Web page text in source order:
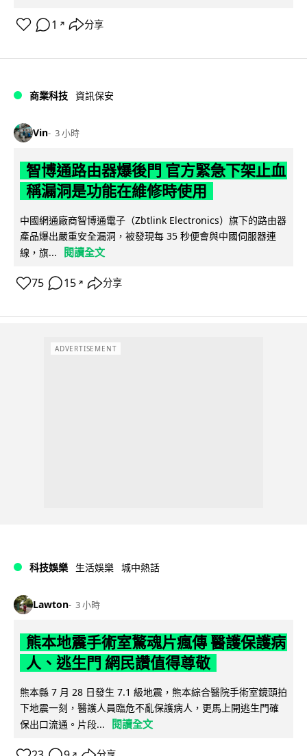
1 ↗ 分享
商業科技 資訊保安
Vin 3 小時
智博通路由器爆後門 官方緊急下架止血
稱漏洞是功能在維修時使用
中國網通廠商智博通電子（Zbtlink Electronics）旗下的路由器
產品爆出嚴重安全漏洞，被發現每 35 秒便會與中國伺服器連
線，旗...
閱讀全文
75 15 ↗ 分享
ADVERTISEMENT
科技娛樂 生活娛樂 城中熱話
Lawton 3 小時
熊本地震手術室驚魂片瘋傳 醫護保護病
人、逃生門 網民讚值得尊敬
熊本縣 7 月 28 日發生 7.1 級地震，熊本綜合醫院手術室鏡頭拍
下地震一刻，醫護人員臨危不亂保護病人，更馬上開逃生門確
保出口流通。片段...
閱讀全文